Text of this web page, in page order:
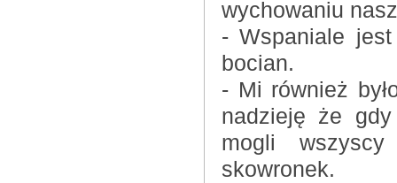
wychowaniu
- Wspaniale
bocian.
- Mi również
nadzieję że
mogli
skowronek.